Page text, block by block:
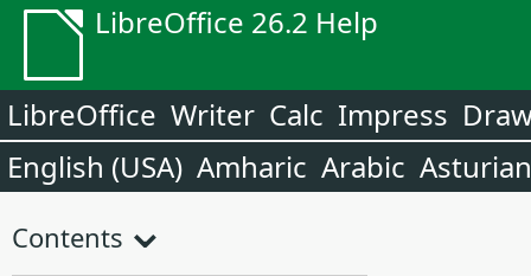
LibreOffice 26.2 Help
LibreOffice Writer Calc Impress
English (USA) Amharic Arabic Asturian
Contents